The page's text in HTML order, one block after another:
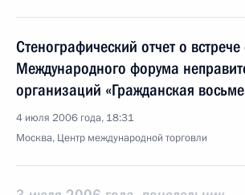
Стенографический отчет о
Международного форума
организаций «Гражданская
4 июля 2006 года, 18:31
Москва, Центр международной торговли